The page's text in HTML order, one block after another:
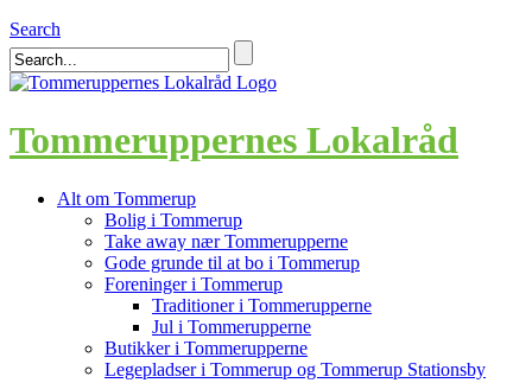
Search
Tommeruppernes Lokalråd
Alt om Tommerup
Bolig i Tommerup
Take away nær Tommerupperne
Gode grunde til at bo i Tommerup
Foreninger i Tommerup
Traditioner i Tommerupperne
Jul i Tommerupperne
Butikker i Tommerupperne
Legepladser i Tommerup og Tommerup Stationsby